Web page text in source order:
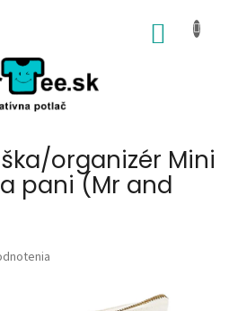
organizér Mini
pani (Mr and